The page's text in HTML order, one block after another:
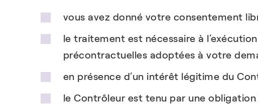
vous avez donné votre consentement
le traitement est nécessaire à
précontractuelles adoptées à votre
en présence d’un intérêt légitime du
le Contrôleur est tenu par une